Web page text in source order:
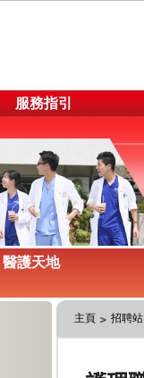
服務指引
醫護天地
主頁 招聘站